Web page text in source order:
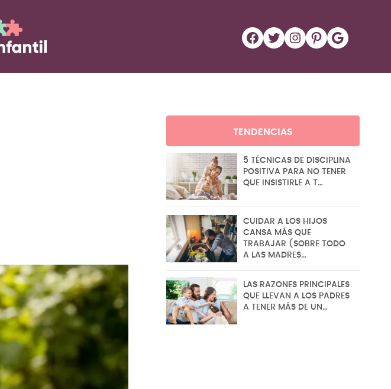
Facebook Twitter Instagram Pinterest Google
TENDENCIAS
5 TÉCNICAS DE DISCIPLINA
POSITIVA PARA NO TENER
QUE INSISTIRLE A T…
CUIDAR A LOS HIJOS
CANSA MÁS QUE
TRABAJAR (SOBRE TODO
A LAS MADRES…
LAS RAZONES PRINCIPALES
QUE LLEVAN A LOS PADRES
A TENER MÁS DE UN…